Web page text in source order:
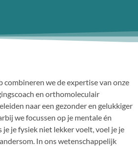
combineren we de expertise van onze
en orthomoleculair
naar een gezonder en gelukkiger
we focussen op je mentale én
je je fysiek niet lekker voelt, voel je je
In ons wetenschappelijk